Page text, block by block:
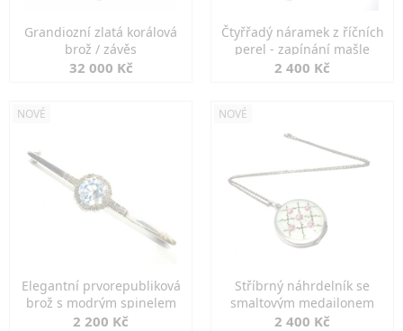
Grandiozní zlatá korálová
brož / závěs
32 000 Kč
Čtyřřadý náramek z říčních
perel - zapínání mašle
2 400 Kč
NOVÉ
Elegantní prvorepubliková
brož s modrým spinelem
2 200 Kč
NOVÉ
Stříbrný náhrdelník se
smaltovým medailonem
2 400 Kč